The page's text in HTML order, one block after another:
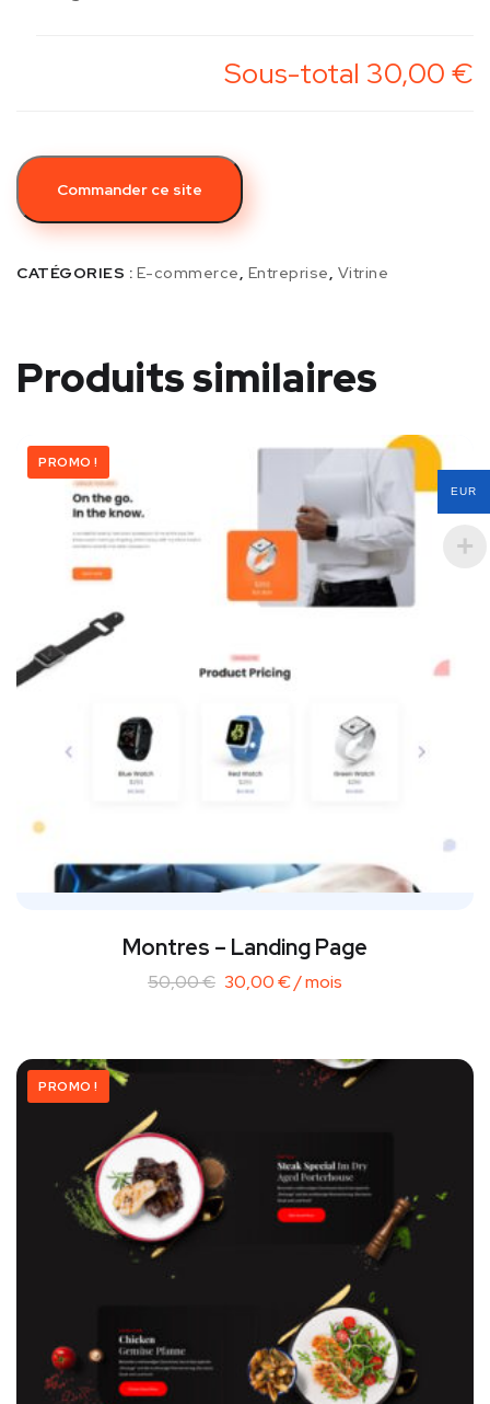
Sous-total 30,00 €
Commander ce site
CATÉGORIES : E-commerce, Entreprise, Vitrine
Produits similaires
PROMO !
Montres – Landing Page
50,00€ 30,00€/ mois
PROMO !
EUR